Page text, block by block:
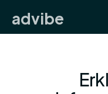
advibe